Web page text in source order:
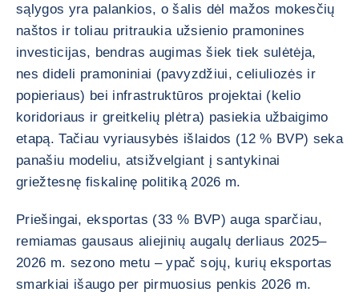
sąlygos yra palankios, o šalis dėl mažos mokesčių
naštos ir toliau pritraukia užsienio pramonines
investicijas, bendras augimas šiek tiek sulėtėja,
nes dideli pramoniniai (pavyzdžiui, celiuliozės ir
popieriaus) bei infrastruktūros projektai (kelio
koridoriaus ir greitkelių plėtra) pasiekia užbaigimo
etapą. Tačiau vyriausybės išlaidos (12 % BVP) seka
panašiu modeliu, atsižvelgiant į santykinai
griežtesnę fiskalinę politiką 2026 m.
Priešingai, eksportas (33 % BVP) auga sparčiau,
remiamas gausaus aliejinių augalų derliaus 2025–
2026 m. sezono metu – ypač sojų, kurių eksportas
smarkiai išaugo per pirmuosius penkis 2026 m.